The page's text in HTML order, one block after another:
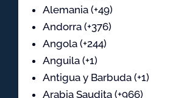
Alemania (+49)
Andorra (+376)
Angola (+244)
Anguila (+1)
Antigua y Barbuda (+1)
Arabia Saudita (+966)